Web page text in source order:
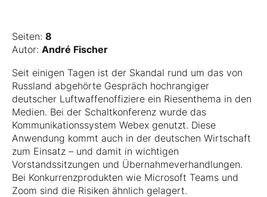
Seiten: 8
Autor: André Fischer
Seit einigen Tagen ist der Skandal rund um das von
Russland abgehörte Gespräch hochrangiger
deutscher Luftwaffenoffiziere ein Riesenthema in den
Medien. Bei der Schaltkonferenz wurde das
Kommunikationssystem Webex genutzt. Diese
Anwendung kommt auch in der deutschen Wirtschaft
zum Einsatz – und damit in wichtigen
Vorstandssitzungen und Übernahmeverhandlungen.
Bei Konkurrenzprodukten wie Microsoft Teams und
Zoom sind die Risiken ähnlich gelagert.